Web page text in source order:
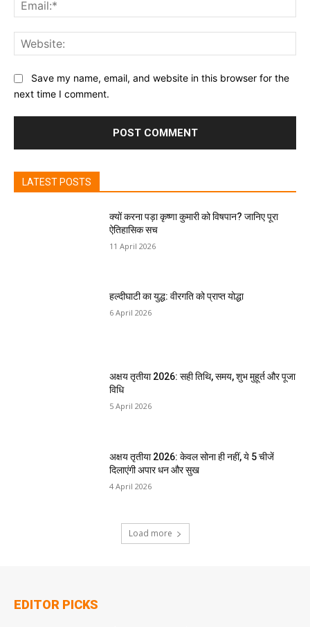
Save my name, email, and website in this browser for the
next time I comment.
LATEST POSTS
क्यों करना पड़ा कृष्णा कुमारी को विषपान? जानिए पूरा
ऐतिहासिक सच
11 April 2026
हल्दीघाटी का युद्ध: वीरगति को प्राप्त योद्धा
6 April 2026
अक्षय तृतीया 2026: सही तिथि, समय, शुभ मुहूर्त और पूजा
विधि
5 April 2026
अक्षय तृतीया 2026: केवल सोना ही नहीं, ये 5 चीजें
दिलाएंगी अपार धन और सुख
4 April 2026
Load more
EDITOR PICKS